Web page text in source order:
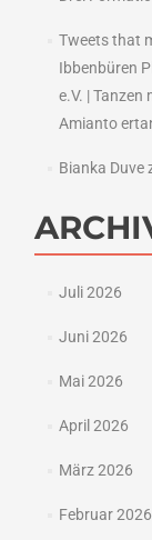
Tweets that
Ibbenbüren
e.V. | Tanzen
Amianto
Bianka Duve
Juli 2026
Juni 2026
Mai 2026
April 2026
März 2026
Februar 2026